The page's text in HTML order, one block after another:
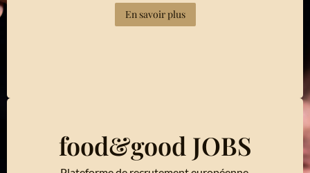
En savoir plus
food&good JOBS